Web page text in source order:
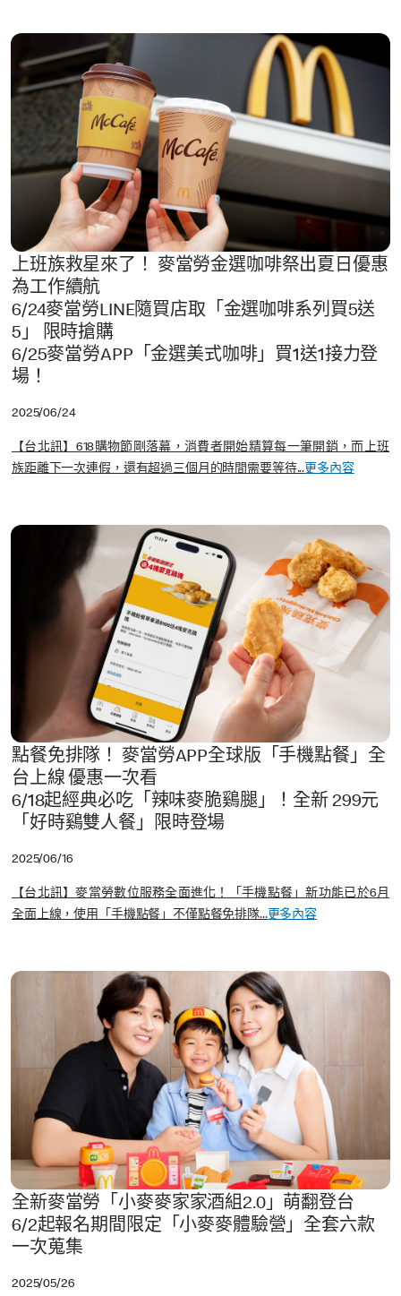
上班族救星來了！ 麥當勞金選咖啡祭出夏日優惠
為工作續航
6/24麥當勞LINE隨買店取「金選咖啡系列買5送
5」 限時搶購
6/25麥當勞APP「金選美式咖啡」買1送1接力登
場！
2025/06/24
【台北訊】618購物節剛落幕，消費者開始精算每一筆開銷，而上班
族距離下一次連假，還有超過三個月的時間需要等待...更多內容
點餐免排隊！ 麥當勞APP全球版「手機點餐」全
台上線 優惠一次看
6/18起經典必吃「辣味麥脆鷄腿」！全新 299元
「好時鷄雙人餐」限時登場
2025/06/16
【台北訊】麥當勞數位服務全面進化！「手機點餐」新功能已於6月
全面上線，使用「手機點餐」不僅點餐免排隊...更多內容
全新麥當勞「小麥麥家家酒組2.0」萌翻登台
6/2起報名期間限定「小麥麥體驗營」全套六款
一次蒐集
2025/05/26